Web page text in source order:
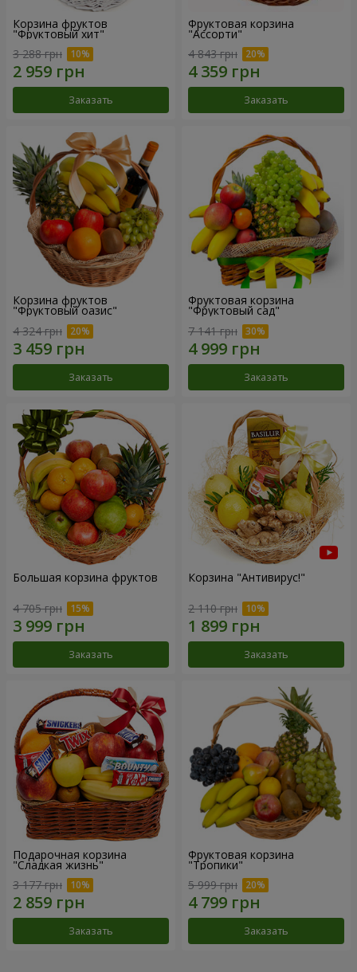
Корзина фруктов
"Фруктовый хит"
3 288 грн
Заказать
Фруктовая корзина
"Ассорти"
4 843 грн
Заказать
Корзина фруктов
"Фруктовый оазис"
4 324 грн
Заказать
Фруктовая корзина
"Фруктовый сад"
7 141 грн
Заказать
Большая корзина фруктов
4 705 грн
Заказать
Корзина "Антивирус!"
2 110 грн
Заказать
Подарочная корзина
"Сладкая жизнь"
3 177 грн
Заказать
Фруктовая корзина
"Тропики"
5 999 грн
Заказать